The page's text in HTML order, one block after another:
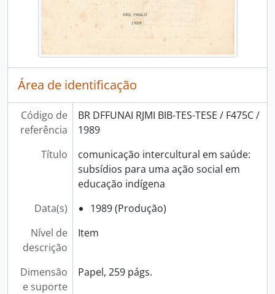
Área de identificação
Código de
referência
BR DFFUNAI RJMI BIB-TES-TESE / F475C /
1989
Título
comunicação intercultural em saúde:
subsídios para uma ação social em
educação indígena
Data(s)
1989 (Produção)
Nível de
descrição
Item
Dimensão
e suporte
Papel, 259 págs.